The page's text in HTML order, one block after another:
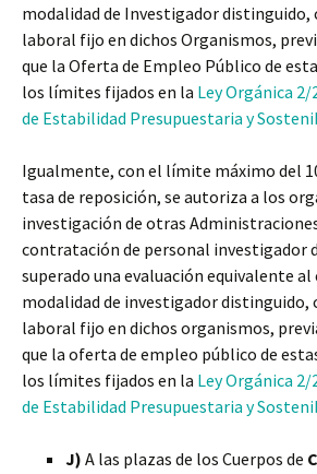
modalidad de Investigador distinguido,
laboral fijo en dichos Organismos,
que la Oferta de Empleo Público de
los límites fijados en la Ley Orgánica 2/
de Estabilidad Presupuestaria y
Igualmente, con el límite máximo del
tasa de reposición, se autoriza a los
investigación de otras
contratación de personal investigador
superado una evaluación equivalente
modalidad de investigador distinguido,
laboral fijo en dichos organismos,
que la oferta de empleo público de
los límites fijados en la Ley Orgánica 2/
de Estabilidad Presupuestaria y
J) A las plazas de los Cuerpos de